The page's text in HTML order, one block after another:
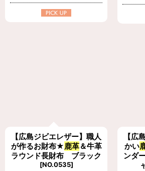
【広島ジビエレザー】職人
が作るお財布★鹿革＆牛革
ラウンド長財布 ブラック
[NO.0535]
【広
かい
ンダ